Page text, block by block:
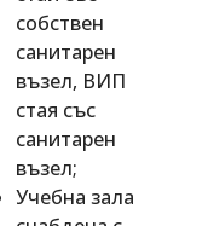
собствен
санитарен
възел, ВИП
стая със
санитарен
възел;
Учебна зала